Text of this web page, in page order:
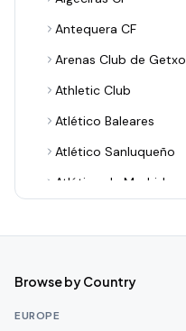
Antequera CF
Arenas Club de Getxo
Athletic Club
Atlético Baleares
Atlético Sanluqueño
Atlético de Madrid
Bilbao Athletic
Browse by Country
EUROPE